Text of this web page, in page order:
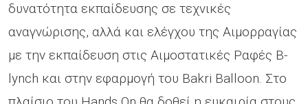
δυνατότητα εκπαίδευσης σε τεχνικές
αναγνώρισης, αλλά και ελέγχου της Αιμορραγίας
με την εκπαίδευση στις Αιμοστατικές Ραφές B-
lynch και στην εφαρμογή του Bakri Balloon. Στο